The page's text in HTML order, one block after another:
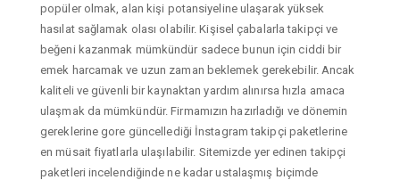
popüler olmak, alan kişi potansiyeline ulaşarak yüksek
hasılat sağlamak olası olabilir. Kişisel çabalarla takipçi ve
beğeni kazanmak mümkündür sadece bunun için ciddi bir
emek harcamak ve uzun zaman beklemek gerekebilir. Ancak
kaliteli ve güvenli bir kaynaktan yardım alınırsa hızla amaca
ulaşmak da mümkündür. Firmamızın hazırladığı ve dönemin
gereklerine gore güncellediği İnstagram takipçi paketlerine
en müsait fiyatlarla ulaşılabilir. Sitemizde yer edinen takipçi
paketleri incelendiğinde ne kadar ustalaşmış biçimde